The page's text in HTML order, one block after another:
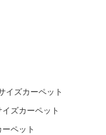
イズカーペット
イズカーペット
ペット